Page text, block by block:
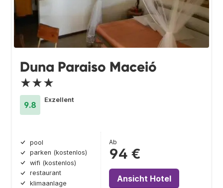
Duna Paraiso Maceió
★★★
9.8
Exzellent
pool
parken (kostenlos)
wifi (kostenlos)
restaurant
klimaanlage
Ab
94 €
Ansicht Hotel